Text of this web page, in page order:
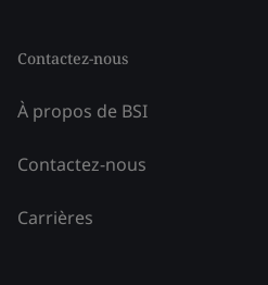
Contactez-nous
À propos de BSI
Contactez-nous
Carrières